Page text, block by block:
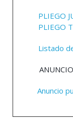
PLIEGO
PLIEGO
Listado
ANUNCIO
Anuncio